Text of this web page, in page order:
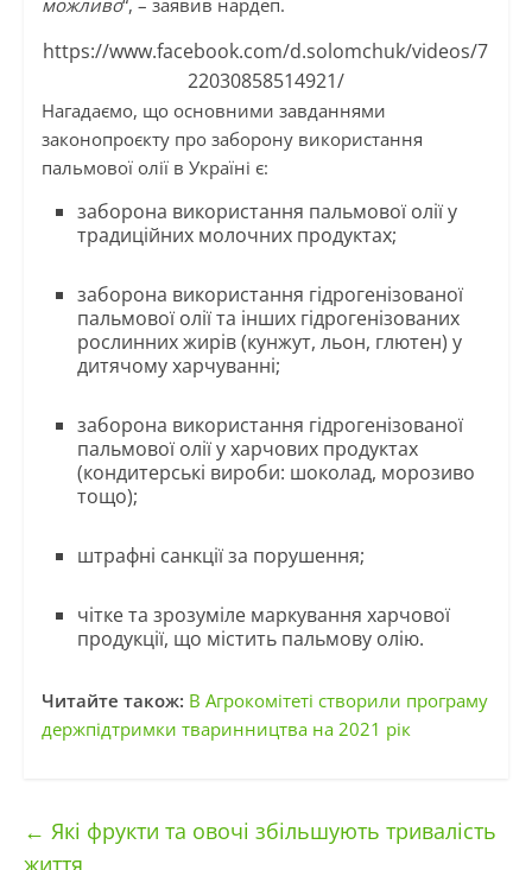
можливо“, – заявив нардеп.
https://www.facebook.com/d.solomchuk/videos/7
22030858514921/
Нагадаємо, що основними завданнями
законопроєкту про заборону використання
пальмової олії в Україні є:
заборона використання пальмової олії у
традиційних молочних продуктах;
заборона використання гідрогенізованої
пальмової олії та інших гідрогенізованих
рослинних жирів (кунжут, льон, глютен) у
дитячому харчуванні;
заборона використання гідрогенізованої
пальмової олії у харчових продуктах
(кондитерські вироби: шоколад, морозиво
тощо);
штрафні санкції за порушення;
чітке та зрозуміле маркування харчової
продукції, що містить пальмову олію.
Читайте також: В Агрокомітеті створили програму
держпідтримки тваринництва на 2021 рік
← Які фрукти та овочі збільшують тривалість
життя